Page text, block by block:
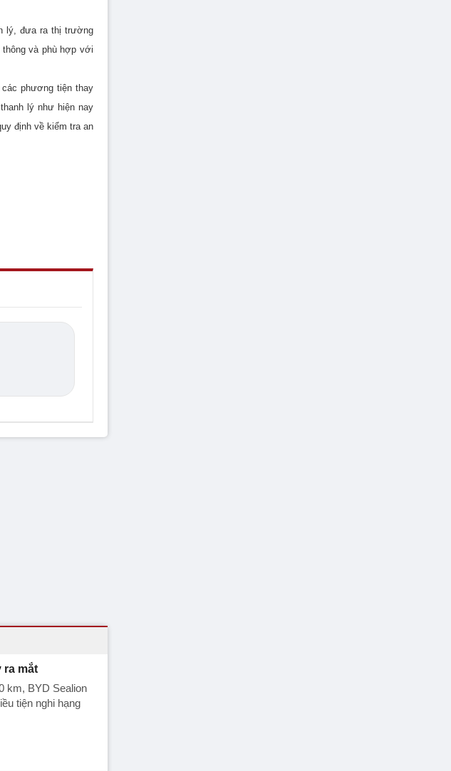
lý, đưa ra thị trường
và phù hợp với
phương tiện thay
lý như hiện nay
định về kiểm tra an
ra mắt
km, BYD Sealion
tiện nghi hạng